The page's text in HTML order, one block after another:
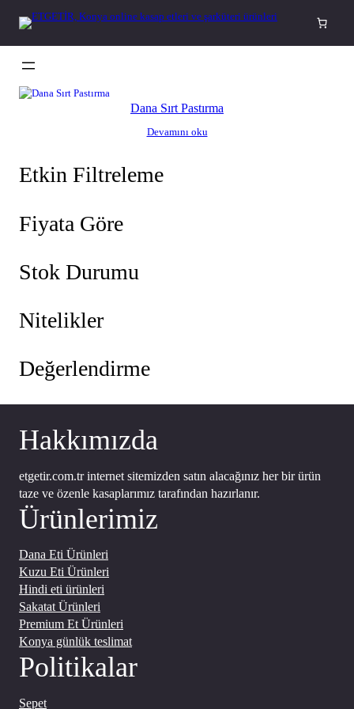
Dana Sırt Pastırma
Devamını oku
Etkin Filtreleme
Fiyata Göre
Stok Durumu
Nitelikler
Değerlendirme
Hakkımızda
etgetir.com.tr internet sitemizden satın alacağınız her bir ürün
taze ve özenle kasaplarımız tarafından hazırlanır.
Ürünlerimiz
Dana Eti Ürünleri
Kuzu Eti Ürünleri
Hindi eti ürünleri
Sakatat Ürünleri
Premium Et Ürünleri
Konya günlük teslimat
Politikalar
Sepet